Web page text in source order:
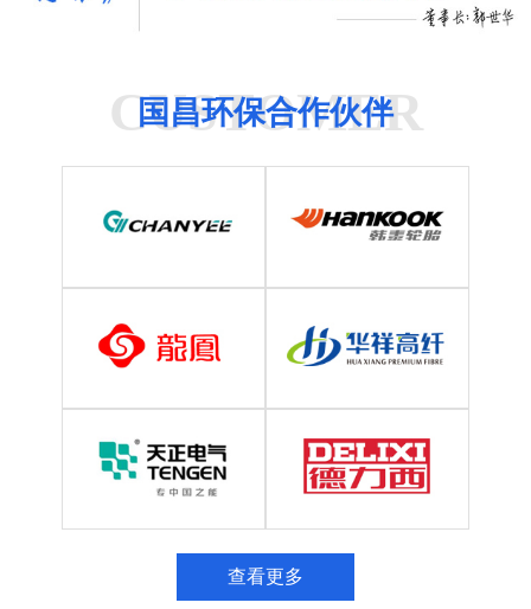
CUSTOMER
国昌环保合作伙伴
查看更多